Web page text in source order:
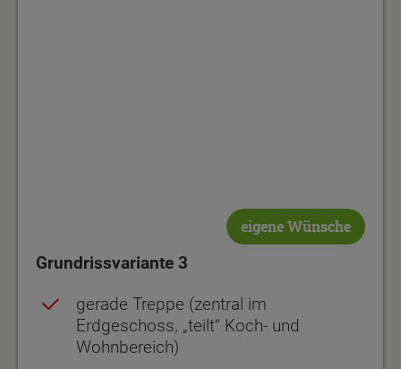
eigene Wünsche
Grundrissvariante 3
gerade Treppe (zentral im
Erdgeschoss, „teilt“ Koch- und
Wohnbereich)